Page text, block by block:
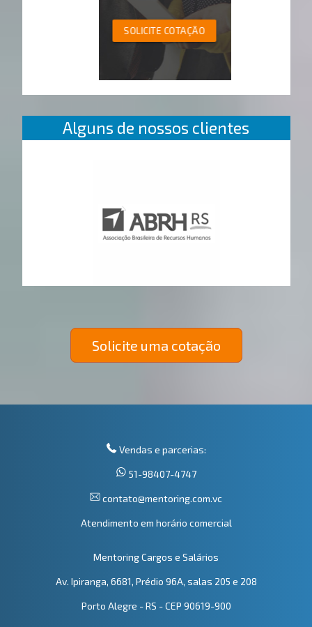
SOLICITE COTAÇÃO
Alguns de nossos clientes
Solicite uma cotação
Vendas e parcerias:
51-98407-4747
contato@mentoring.com.vc
Atendimento em horário comercial
Mentoring Cargos e Salários
Av. Ipiranga, 6681, Prédio 96A, salas 205 e 208
Porto Alegre - RS - CEP 90619-900